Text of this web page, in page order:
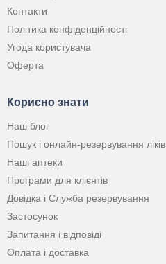
Контакти
Політика конфіденційності
Угода користувача
Оферта
Корисно знати
Наш блог
Пошук і онлайн-резервування ліків
Наші аптеки
Програми для клієнтів
Довідка і Служба резервування
Застосунок
Запитання і відповіді
Оплата і доставка